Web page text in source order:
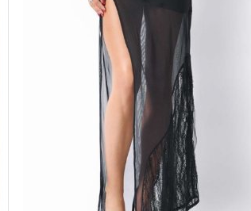
Couleur
Taille
S M